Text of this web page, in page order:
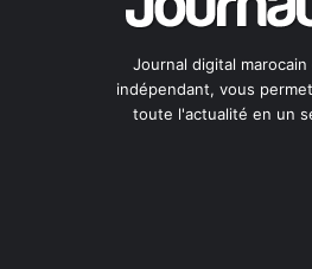
Journal digital
indépendant, vous
toute l'actualité en un